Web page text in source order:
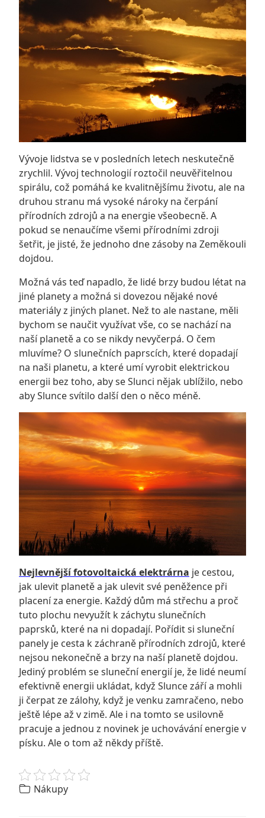
Vývoje lidstva se v posledních letech neskutečně
zrychlil. Vývoj technologií roztočil neuvěřitelnou
spirálu, což pomáhá ke kvalitnějšímu životu, ale na
druhou stranu má vysoké nároky na čerpání
přírodních zdrojů a na energie všeobecně. A
pokud se nenaučíme všemi přírodními zdroji
šetřit, je jisté, že jednoho dne zásoby na Zeměkouli
dojdou.
Možná vás teď napadlo, že lidé brzy budou létat na
jiné planety a možná si dovezou nějaké nové
materiály z jiných planet. Než to ale nastane, měli
bychom se naučit využívat vše, co se nachází na
naší planetě a co se nikdy nevyčerpá. O čem
mluvíme? O slunečních paprscích, které dopadají
na naši planetu, a které umí vyrobit elektrickou
energii bez toho, aby se Slunci nějak ublížilo, nebo
aby Slunce svítilo další den o něco méně.
Nejlevnější fotovoltaická elektrárna je cestou,
jak ulevit planetě a jak ulevit své peněžence při
placení za energie. Každý dům má střechu a proč
tuto plochu nevyužít k záchytu slunečních
paprsků, které na ni dopadají. Pořídit si sluneční
panely je cesta k záchraně přírodních zdrojů, které
nejsou nekonečně a brzy na naší planetě dojdou.
Jediný problém se sluneční energií je, že lidé neumí
efektivně energii ukládat, když Slunce září a mohli
ji čerpat ze zálohy, když je venku zamračeno, nebo
ještě lépe až v zimě. Ale i na tomto se usilovně
pracuje a jednou z novinek je uchovávání energie v
písku. Ale o tom až někdy příště.
Nákupy